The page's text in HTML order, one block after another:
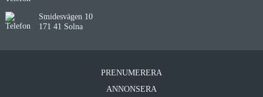
Smidesvägen 10
171 41 Solna
PRENUMERERA
ANNONSERA